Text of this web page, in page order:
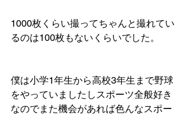
1000枚くらい撮ってちゃんと撮れてい
るのは100枚もないくらいでした。
僕は小学1年生から高校3年生まで野球
をやっていましたしスポーツ全般好き
なのでまた機会があれば色んなスポー